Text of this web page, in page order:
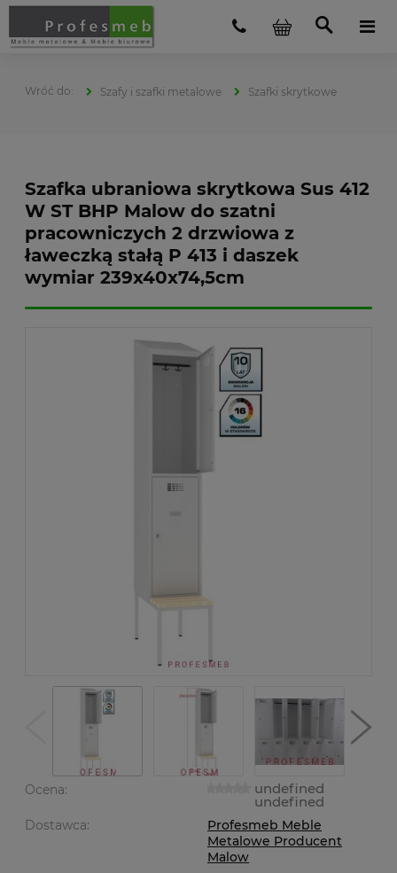
Szafy i szafki metalowe Szafki skrytkowe
Szafka ubraniowa skrytkowa Sus 412
W ST BHP Malow do szatni
pracowniczych 2 drzwiowa z
ławeczką stałą P 413 i daszek
wymiar 239x40x74,5cm
Ocena: undefined
undefined
Dostawca:
Profesmeb Meble
Metalowe Producent
Malow